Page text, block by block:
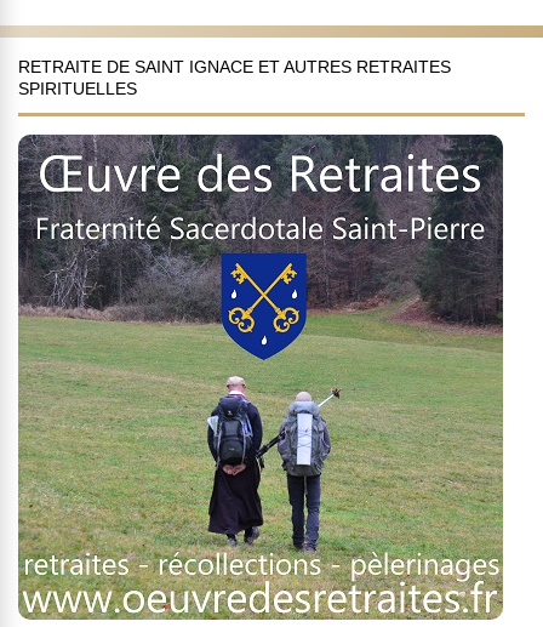
RETRAITE DE SAINT IGNACE ET AUTRES RETRAITES
SPIRITUELLES